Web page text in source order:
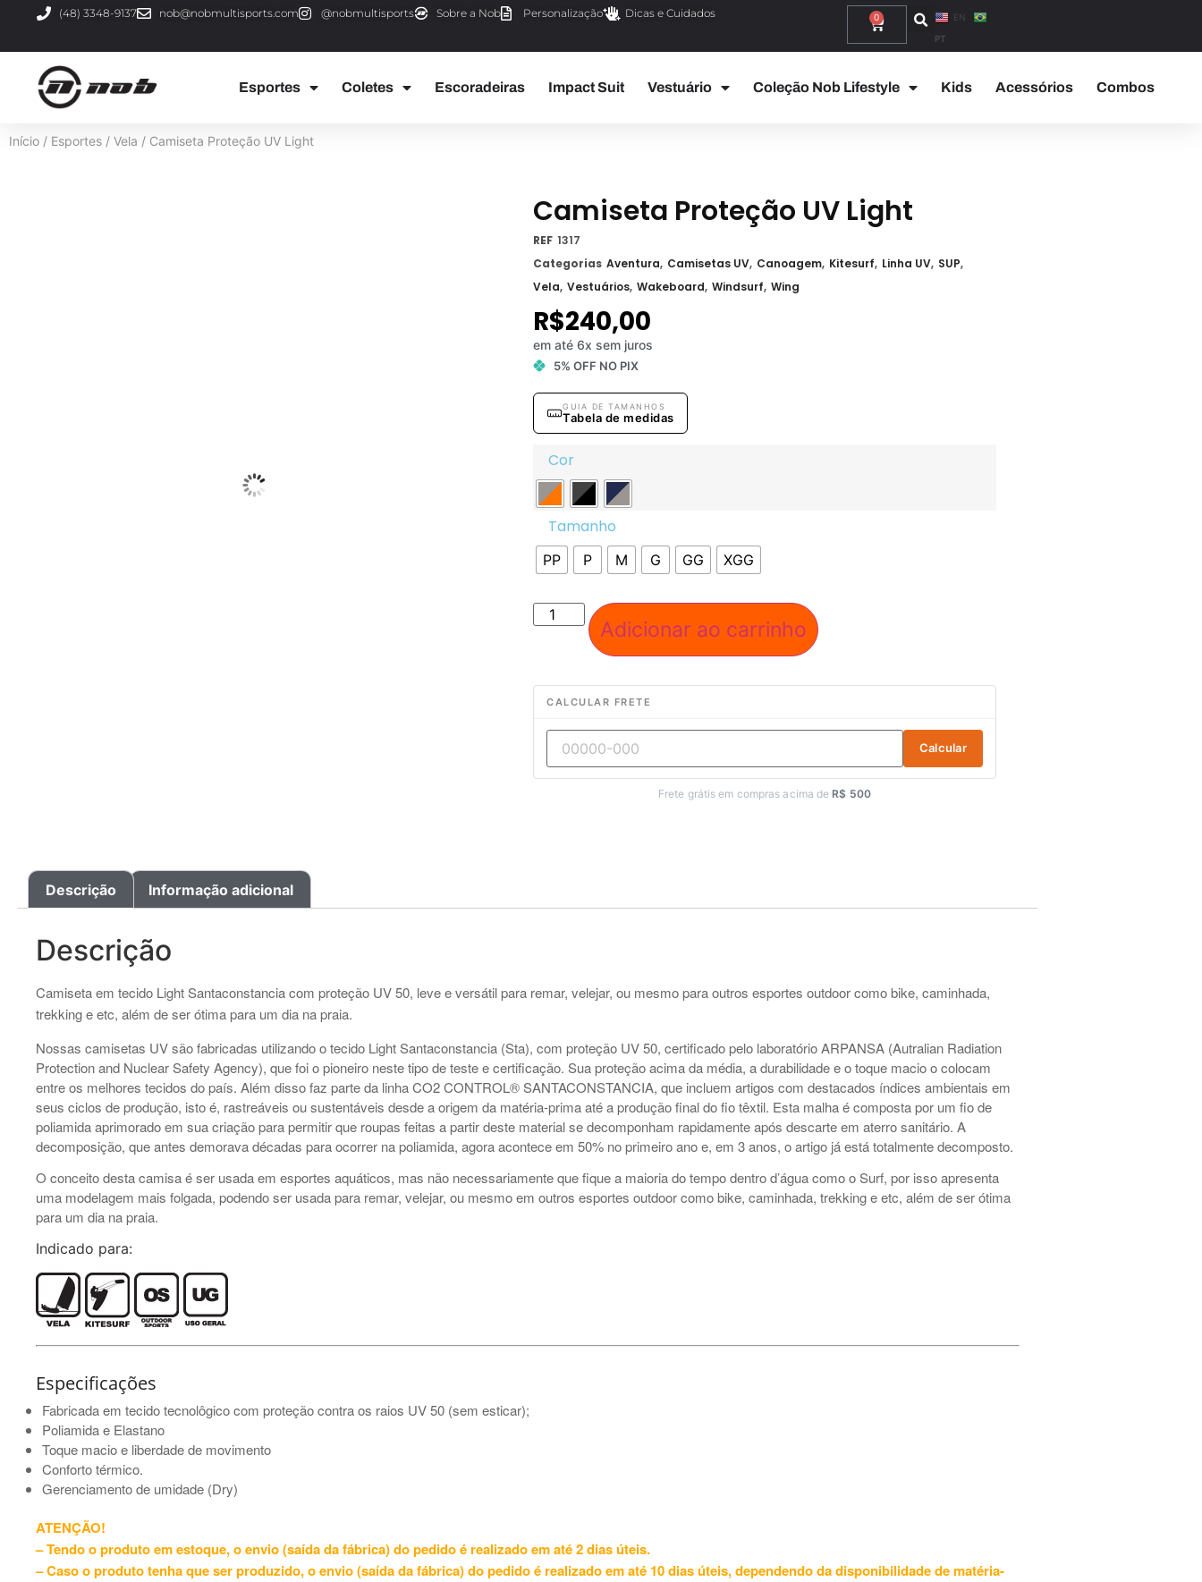
(48) 3348-9137 nob@nobmultisports.com @nobmultisports Sobre a Nob Personalização Dicas e Cuidados 0
EN
PT
Esportes Coletes Escoradeiras Impact Suit Vestuário Coleção Nob Lifestyle Kids Acessórios Combos
Início / Esportes / Vela / Camiseta Proteção UV Light
Camiseta Proteção UV Light
REF 1317
Categorias Aventura, Camisetas UV, Canoagem, Kitesurf, Linha UV, SUP,
Vela, Vestuários, Wakeboard, Windsurf, Wing
R$240,00
em até 6x sem juros
5% OFF NO PIX
GUIA DE TAMANHOS
Tabela de medidas
Cor
Tamanho
PP P M G GG XGG
Adicionar ao carrinho
CALCULAR FRETE
Calcular
Frete grátis em compras acima de R$ 500
Descrição Informação adicional
Descrição
Camiseta em tecido Light Santaconstancia com proteção UV 50, leve e versátil para remar, velejar, ou mesmo para outros esportes outdoor como bike, caminhada,
trekking e etc, além de ser ótima para um dia na praia.
Nossas camisetas UV são fabricadas utilizando o tecido Light Santaconstancia (Sta), com proteção UV 50, certificado pelo laboratório ARPANSA (Autralian Radiation
Protection and Nuclear Safety Agency), que foi o pioneiro neste tipo de teste e certificação. Sua proteção acima da média, a durabilidade e o toque macio o colocam
entre os melhores tecidos do país. Além disso faz parte da linha CO2 CONTROL® SANTACONSTANCIA, que incluem artigos com destacados índices ambientais em
seus ciclos de produção, isto é, rastreáveis ou sustentáveis desde a origem da matéria-prima até a produção final do fio têxtil. Esta malha é composta por um fio de
poliamida aprimorado em sua criação para permitir que roupas feitas a partir deste material se decomponham rapidamente após descarte em aterro sanitário. A
decomposição, que antes demorava décadas para ocorrer na poliamida, agora acontece em 50% no primeiro ano e, em 3 anos, o artigo já está totalmente decomposto.
O conceito desta camisa é ser usada em esportes aquáticos, mas não necessariamente que fique a maioria do tempo dentro d’água como o Surf, por isso apresenta
uma modelagem mais folgada, podendo ser usada para remar, velejar, ou mesmo em outros esportes outdoor como bike, caminhada, trekking e etc, além de ser ótima
para um dia na praia.
Indicado para:
Especificações
Fabricada em tecido tecnolôgico com proteção contra os raios UV 50 (sem esticar);
Poliamida e Elastano
Toque macio e liberdade de movimento
Conforto térmico.
Gerenciamento de umidade (Dry)
ATENÇÃO!
– Tendo o produto em estoque, o envio (saída da fábrica) do pedido é realizado em até 2 dias úteis.
– Caso o produto tenha que ser produzido, o envio (saída da fábrica) do pedido é realizado em até 10 dias úteis, dependendo da disponibilidade de matéria-